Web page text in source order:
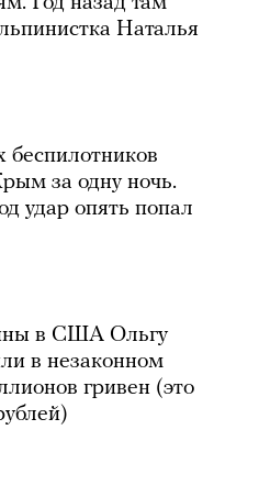
Наталья
беспилотников
за одну ночь.
удар опять попал
в США Ольгу
в незаконном
гривен (это